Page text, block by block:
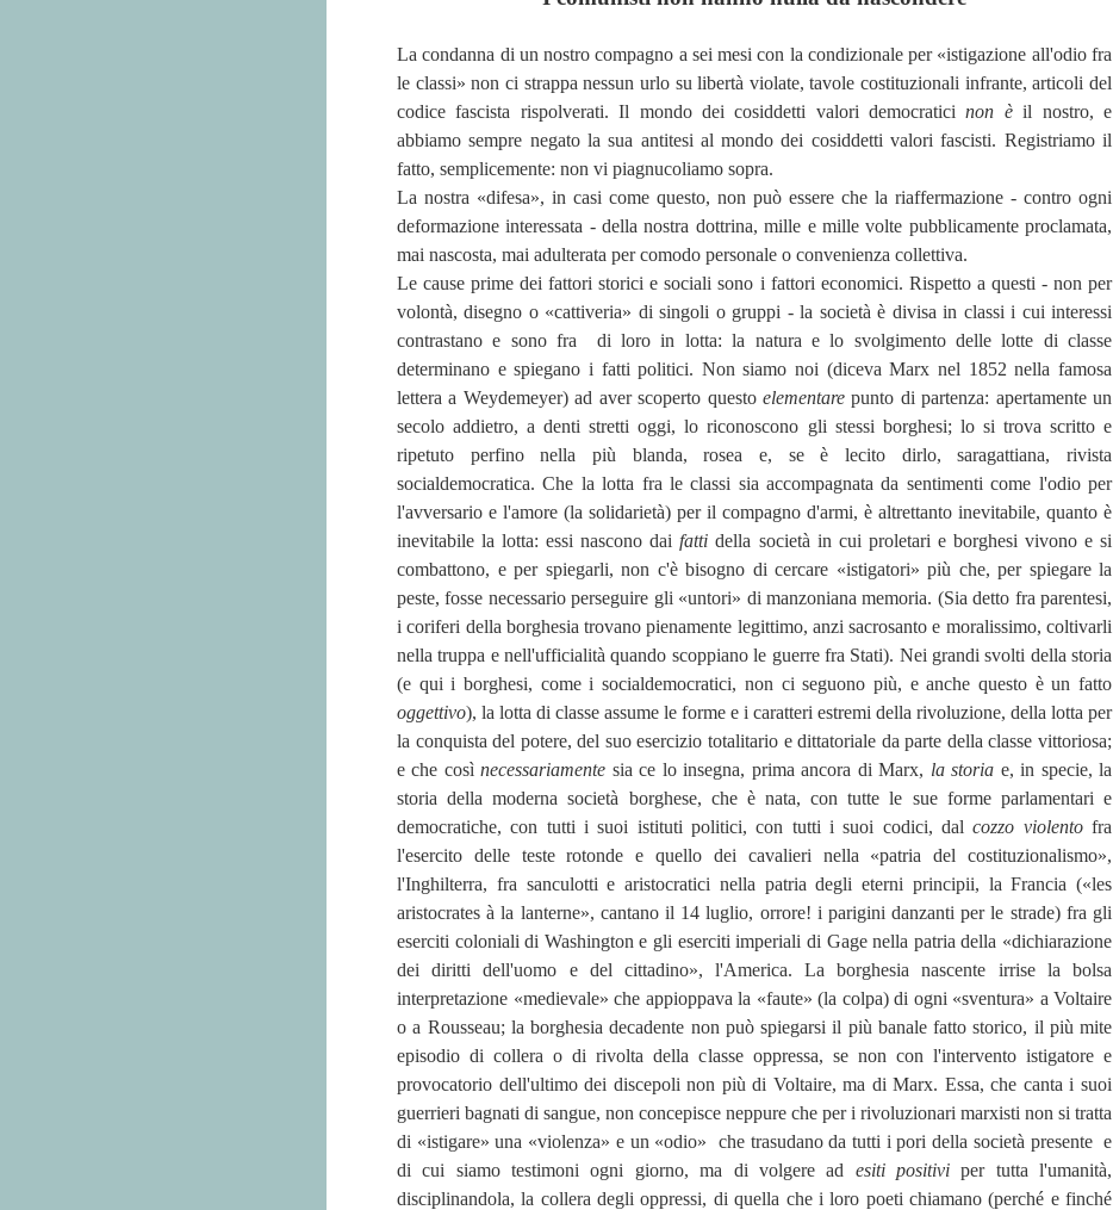
La condanna di un nostro compagno a sei mesi con la condizionale per «istigazione all'odio fra
le classi» non ci strappa nessun urlo su libertà violate, tavole costituzionali infrante, articoli del
codice fascista rispolverati. Il mondo dei cosiddetti valori democraticinon èil nostro, e
abbiamo sempre negato la sua antitesi al mondo dei cosiddetti valori fascisti. Registriamo il
fatto, semplicemente: non vi piagnucoliamo sopra.
La nostra «difesa», in casi come questo, non può essere che la riaffermazione - contro ogni
deformazione interessata - della nostra dottrina, mille e mille volte pubblicamente proclamata,
mai nascosta, mai adulterata per comodo personale o convenienza collettiva.
Le cause prime dei fattori storici e sociali sono i fattori economici. Rispetto a questi - non per
volontà, disegno o «cattiveria» di singoli o gruppi - la società è divisa in classi i cui interessi
contrastano e sono fra
di loro in lotta: la natura e lo svolgimento delle lotte di classe
determinano e spiegano i fatti politici. Non siamo noi (diceva Marx nel 1852 nella famosa
lettera a Weydemeyer) ad aver scoperto questo elementarepunto di partenza: apertamente un
secolo addietro, a denti stretti oggi, lo riconoscono gli stessi borghesi; lo si trova scritto e
ripetuto perfino nella più blanda, rosea e, se è lecito dirlo, saragattiana, rivista
socialdemocratica. Che la lotta fra le classi sia accompagnata da sentimenti come l'odio per
l'avversario e l'amore (la solidarietà) per il compagno d'armi, è altrettanto inevitabile, quanto è
inevitabile la lotta: essi nascono daifatti della società in cui proletari e borghesi vivono e si
combattono, e per spiegarli, non c'è bisogno di cercare «istigatori» più che, per spiegare la
peste, fosse necessario perseguire gli «untori» di manzoniana memoria. (Sia detto fra parentesi,
i coriferi della borghesia trovano pienamente legittimo, anzi sacrosanto e moralissimo, coltivarli
nella truppa e nell'ufficialità quando scoppiano le guerre fra Stati). Nei grandi svolti della storia
(e qui i borghesi, come i socialdemocratici, non ci seguono più, e anche questo è un fatto
oggettivo), la lotta di classe assume le forme e i caratteri estremi della rivoluzione, della lotta per
la conquista del potere, del suo esercizio totalitario e dittatoriale da parte della classe vittoriosa;
e che cosìnecessariamente sia ce lo insegna, prima ancora di Marx, la storia e, in specie, la
storia della moderna società borghese, che è nata, con tutte le sue forme parlamentari e
democratiche, con tutti i suoi istituti politici, con tutti i suoi codici, dalcozzo violentofra
l'esercito delle teste rotonde e quello dei cavalieri nella «patria del costituzionalismo»,
l'Inghilterra, fra sanculotti e aristocratici nella patria degli eterni principii, la Francia («les
aristocrates à la lanterne», cantano il 14 luglio, orrore! i parigini danzanti per le strade) fra gli
eserciti coloniali di Washington e gli eserciti imperiali di Gage nella patria della «dichiarazione
dei diritti dell'uomo e del cittadino», l'America. La borghesia nascente irrise la bolsa
interpretazione «medievale» che appioppava la «faute» (la colpa) di ogni «sventura» a Voltaire
o a Rousseau; la borghesia decadente non può spiegarsi il più banale fatto storico, il più mite
episodio di collera o di rivolta della classe oppressa, se non con l'intervento istigatore e
provocatorio dell'ultimo dei discepoli non più di Voltaire, ma di Marx. Essa, che canta i suoi
guerrieri bagnati di sangue, non concepisce neppure che per i rivoluzionari marxisti non si tratta
di «istigare» una «violenza» e un «odio»
che trasudano da tutti i pori della società presente e
di cui siamo testimoni ogni giorno, ma di volgere ad esiti positiviper tutta l'umanità,
disciplinandola, la collera degli oppressi, di quella che i loro poeti chiamano (perché e finché